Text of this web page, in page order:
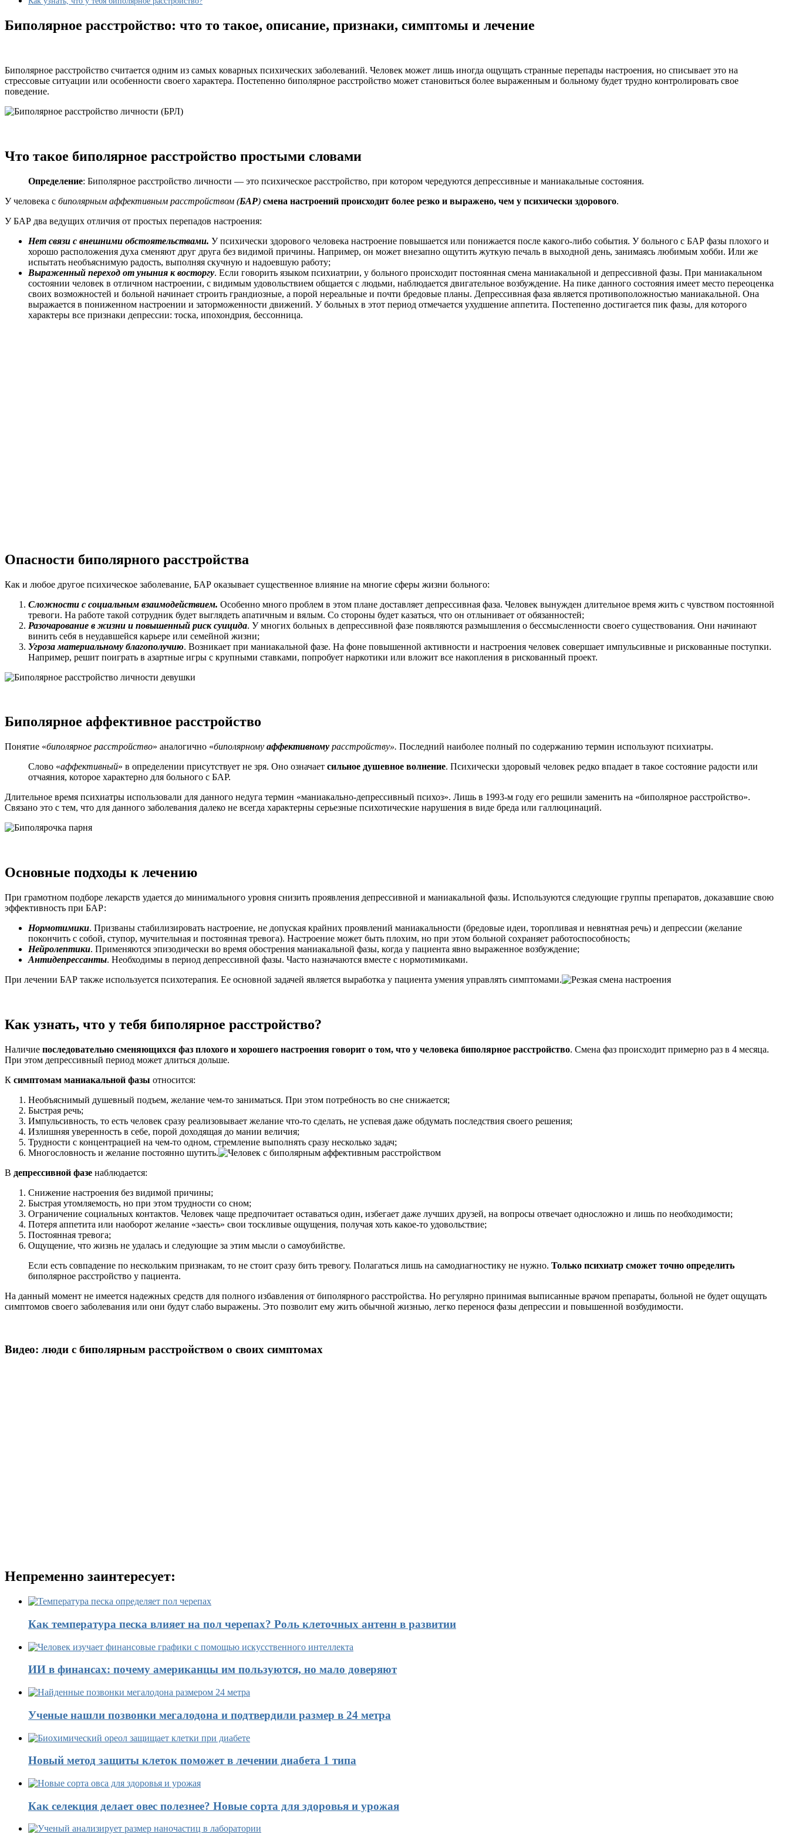
Биполярное расстройство: что то такое, описание, признаки, симптомы и лечение
Биполярное расстройство считается одним из самых коварных психических заболеваний. Человек может лишь иногда ощущать странные перепады настроения, но списывает это на
стрессовые ситуации или особенности своего характера. Постепенно биполярное расстройство может становиться более выраженным и больному будет трудно контролировать свое
поведение.
Что такое биполярное расстройство простыми словами
Определение: Биполярное расстройство личности — это психическое расстройство, при котором чередуются депрессивные и маниакальные состояния.
У человека с биполярным аффективным расстройством (БАР) смена настроений происходит более резко и выражено, чем у психически здорового.
У БАР два ведущих отличия от простых перепадов настроения:
Нет связи с внешними обстоятельствами. У психически здорового человека настроение повышается или понижается после какого-либо события. У больного с БАР фазы плохого и
хорошо расположения духа сменяют друг друга без видимой причины. Например, он может внезапно ощутить жуткую печаль в выходной день, занимаясь любимым хобби. Или же
испытать необъяснимую радость, выполняя скучную и надоевшую работу;
Выраженный переход от уныния к восторгу. Если говорить языком психиатрии, у больного происходит постоянная смена маниакальной и депрессивной фазы. При маниакальном
состоянии человек в отличном настроении, с видимым удовольствием общается с людьми, наблюдается двигательное возбуждение. На пике данного состояния имеет место переоценка
своих возможностей и больной начинает строить грандиозные, а порой нереальные и почти бредовые планы. Депрессивная фаза является противоположностью маниакальной. Она
выражается в пониженном настроении и заторможенности движений. У больных в этот период отмечается ухудшение аппетита. Постепенно достигается пик фазы, для которого
характеры все признаки депрессии: тоска, ипохондрия, бессонница.
Опасности биполярного расстройства
Как и любое другое психическое заболевание, БАР оказывает существенное влияние на многие сферы жизни больного:
Сложности с социальным взаимодействием. Особенно много проблем в этом плане доставляет депрессивная фаза. Человек вынужден длительное время жить с чувством постоянной
тревоги. На работе такой сотрудник будет выглядеть апатичным и вялым. Со стороны будет казаться, что он отлынивает от обязанностей;
Разочарование в жизни и повышенный риск суицида. У многих больных в депрессивной фазе появляются размышления о бессмысленности своего существования. Они начинают
винить себя в неудавшейся карьере или семейной жизни;
Угроза материальному благополучию. Возникает при маниакальной фазе. На фоне повышенной активности и настроения человек совершает импульсивные и рискованные поступки.
Например, решит поиграть в азартные игры с крупными ставками, попробует наркотики или вложит все накопления в рискованный проект.
Биполярное аффективное расстройство
Понятие «биполярное расстройство» аналогично «биполярному аффективному расстройству». Последний наиболее полный по содержанию термин используют психиатры.
Слово «аффективный» в определении присутствует не зря. Оно означает сильное душевное волнение. Психически здоровый человек редко впадает в такое состояние радости или
отчаяния, которое характерно для больного с БАР.
Длительное время психиатры использовали для данного недуга термин «маниакально-депрессивный психоз». Лишь в 1993-м году его решили заменить на «биполярное расстройство».
Связано это с тем, что для данного заболевания далеко не всегда характерны серьезные психотические нарушения в виде бреда или галлюцинаций.
Основные подходы к лечению
При грамотном подборе лекарств удается до минимального уровня снизить проявления депрессивной и маниакальной фазы. Используются следующие группы препаратов, доказавшие свою
эффективность при БАР:
Нормотимики. Призваны стабилизировать настроение, не допуская крайних проявлений маниакальности (бредовые идеи, торопливая и невнятная речь) и депрессии (желание
покончить с собой, ступор, мучительная и постоянная тревога). Настроение может быть плохим, но при этом больной сохраняет работоспособность;
Нейролептики. Применяются эпизодически во время обострения маниакальной фазы, когда у пациента явно выраженное возбуждение;
Антидепрессанты. Необходимы в период депрессивной фазы. Часто назначаются вместе с нормотимиками.
При лечении БАР также используется психотерапия. Ее основной задачей является выработка у пациента умения управлять симптомами.
Как узнать, что у тебя биполярное расстройство?
Наличие последовательно сменяющихся фаз плохого и хорошего настроения говорит о том, что у человека биполярное расстройство. Смена фаз происходит примерно раз в 4 месяца.
При этом депрессивный период может длиться дольше.
К симптомам маниакальной фазы относится:
Необъяснимый душевный подъем, желание чем-то заниматься. При этом потребность во сне снижается;
Быстрая речь;
Импульсивность, то есть человек сразу реализовывает желание что-то сделать, не успевая даже обдумать последствия своего решения;
Излишняя уверенность в себе, порой доходящая до мании величия;
Трудности с концентрацией на чем-то одном, стремление выполнять сразу несколько задач;
Многословность и желание постоянно шутить.
В депрессивной фазе наблюдается:
Снижение настроения без видимой причины;
Быстрая утомляемость, но при этом трудности со сном;
Ограничение социальных контактов. Человек чаще предпочитает оставаться один, избегает даже лучших друзей, на вопросы отвечает односложно и лишь по необходимости;
Потеря аппетита или наоборот желание «заесть» свои тоскливые ощущения, получая хоть какое-то удовольствие;
Постоянная тревога;
Ощущение, что жизнь не удалась и следующие за этим мысли о самоубийстве.
Если есть совпадение по нескольким признакам, то не стоит сразу бить тревогу. Полагаться лишь на самодиагностику не нужно. Только психиатр сможет точно определить
биполярное расстройство у пациента.
На данный момент не имеется надежных средств для полного избавления от биполярного расстройства. Но регулярно принимая выписанные врачом препараты, больной не будет ощущать
симптомов своего заболевания или они будут слабо выражены. Это позволит ему жить обычной жизнью, легко перенося фазы депрессии и повышенной возбудимости.
Видео: люди с биполярным расстройством о своих симптомах
Непременно заинтересует:
Как температура песка влияет на пол черепах? Роль клеточных антенн в развитии
ИИ в финансах: почему американцы им пользуются, но мало доверяют
Ученые нашли позвонки мегалодона и подтвердили размер в 24 метра
Новый метод защиты клеток поможет в лечении диабета 1 типа
Как селекция делает овес полезнее? Новые сорта для здоровья и урожая